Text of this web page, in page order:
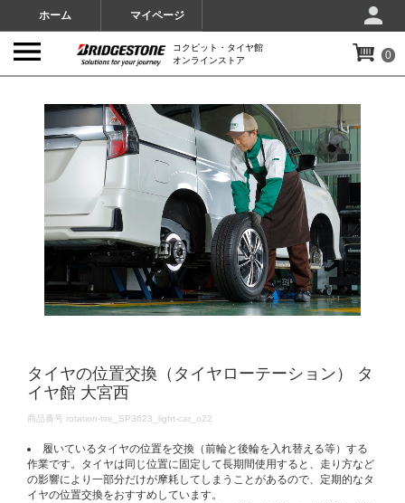
ホーム マイページ
コクピット・タイヤ館
オンラインストア
0
タイヤの位置交換（タイヤローテーション） タ
イヤ館 大宮西
DETAILS
商品番号 rotation-tire_SP3623_light-car_o22
履いているタイヤの位置を交換（前輪と後輪を入れ替える等）する
作業です。タイヤは同じ位置に固定して長期間使用すると、走り方など
の影響により一部分だけが摩耗してしまうことがあるので、定期的なタ
イヤの位置交換をおすすめしています。